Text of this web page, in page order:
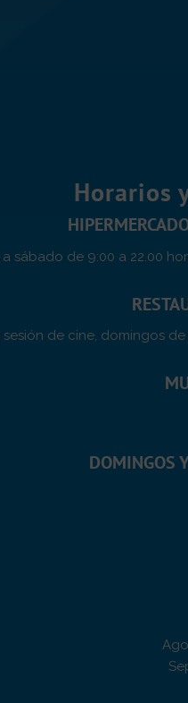
Horarios
a sábado de 9:00 a 22.00
de cine, domingos
DOMINGOS